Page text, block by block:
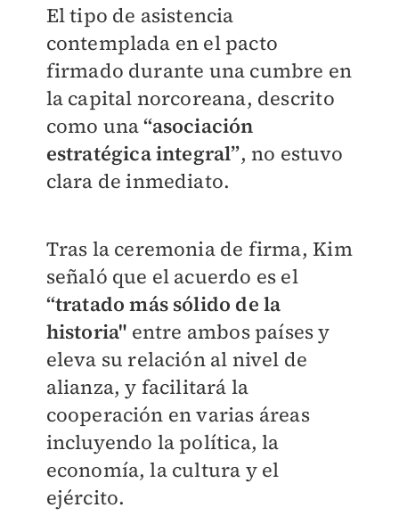
El tipo de asistencia
contemplada en el pacto
firmado durante una cumbre en
la capital norcoreana, descrito
como una“asociación
estratégica integral”, no estuvo
clara de inmediato.
Tras la ceremonia de firma, Kim
señaló que el acuerdo es el
“tratado más sólido de la
historia" entre ambos países y
eleva su relación al nivel de
alianza, y facilitará la
cooperación en varias áreas
incluyendo la política, la
economía, la cultura y el
ejército.